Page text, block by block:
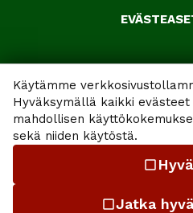
Käytämme
Hyväksymällä kaikki
mahdollisen
sekä niiden käytöstä.
check_box_outline_blank
check_box_outline_blankJatka